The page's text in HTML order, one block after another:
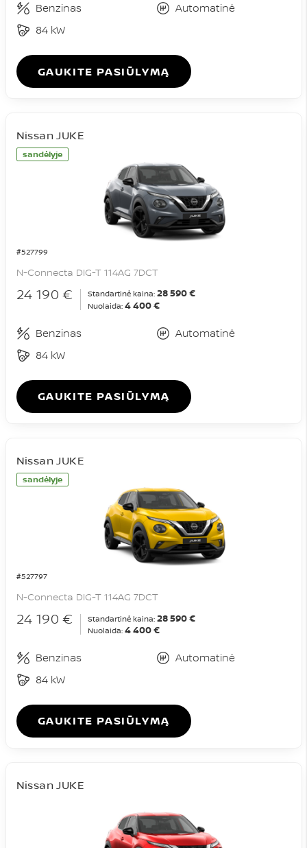
Benzinas
Automatinė
84 kW
GAUKITE PASIŪLYMĄ
sandėlyje
#527799
Nissan JUKE
N-Connecta DIG-T 114AG 7DCT
24 190 € Standartinė kaina: 28 590 €
Nuolaida: 4 400 €
Benzinas
Automatinė
84 kW
GAUKITE PASIŪLYMĄ
sandėlyje
#527797
Nissan JUKE
N-Connecta DIG-T 114AG 7DCT
24 190 € Standartinė kaina: 28 590 €
Nuolaida: 4 400 €
Benzinas
Automatinė
84 kW
GAUKITE PASIŪLYMĄ
Nissan JUKE